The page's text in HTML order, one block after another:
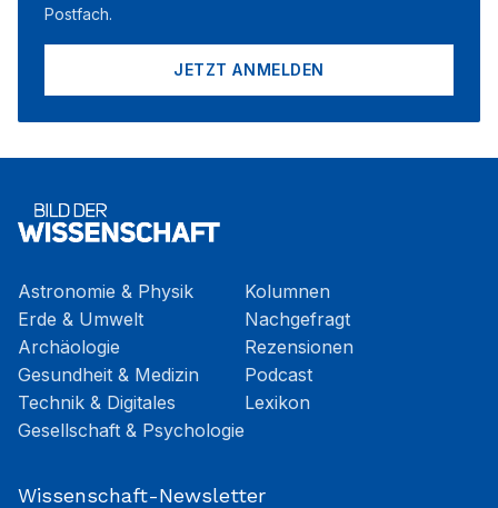
Postfach.
JETZT ANMELDEN
Astronomie & Physik
Erde & Umwelt
Archäologie
Gesundheit & Medizin
Technik & Digitales
Gesellschaft & Psychologie
Kolumnen
Nachgefragt
Rezensionen
Podcast
Lexikon
Wissenschaft-Newsletter